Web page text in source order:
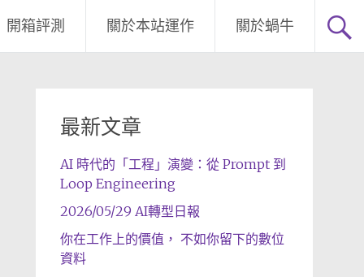
開箱評測 關於本站運作 關於蝸牛
最新文章
AI 時代的「工程」演變：從 Prompt 到
Loop Engineering
2026/05/29 AI轉型日報
你在工作上的價值， 不如你留下的數位
資料